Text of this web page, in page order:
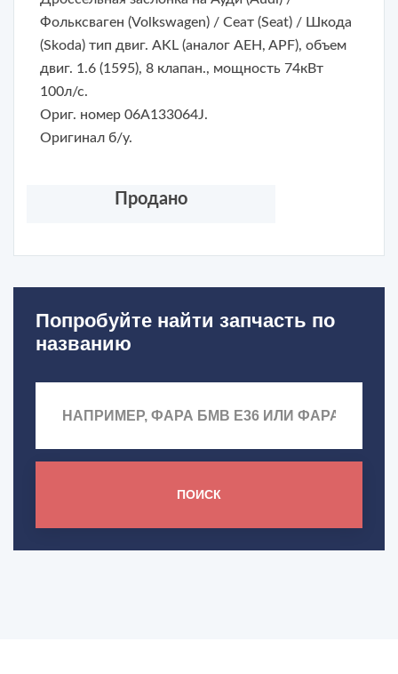
Фольксваген (Volkswagen) / Сеат (Seat) / Шкода
(Skoda) тип двиг. AKL (аналог AEH, APF), объем
двиг. 1.6 (1595), 8 клапан., мощность 74кВт
100л/с.
Ориг. номер 06A133064J.
Оригинал б/у.
Продано
Попробуйте найти запчасть по
названию
ПОИСК